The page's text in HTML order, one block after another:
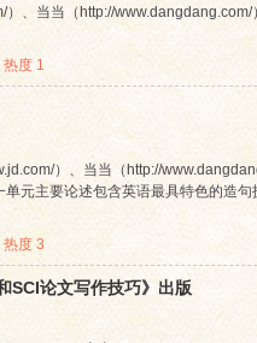
、当当（http://
热度 1
）、当当（http://
元主要论述包含英语最具特色的造
热度 3
SCI论文写作技巧》出版